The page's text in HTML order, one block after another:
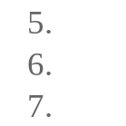
5.
6.
7.